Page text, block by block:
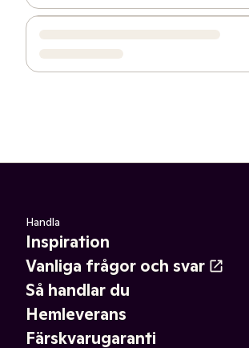
Handla
Inspiration
Vanliga frågor och svar
Så handlar du
Hemleverans
Färskvarugaranti